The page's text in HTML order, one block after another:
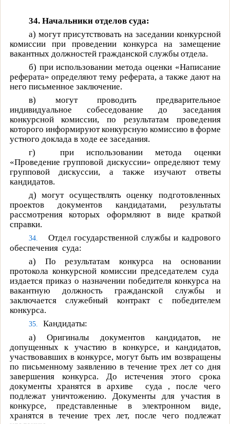
34. Начальники отделов суда:
а) могут присутствовать на заседании конкурсной
комиссии при проведении конкурса на замещение
вакантных должностей гражданской службы отдела.
б) при использовании метода оценки «Написание
реферата» определяют тему реферата, а также дают на
него письменное заключение.
в)
могут проводить предварительное
индивидуальное собеседование до заседания
конкурсной комиссии, по результатам проведения
которого информируют конкурсную комиссию в форме
устного доклада в ходе ее заседания.
г)
при использовании метода оценки
«Проведение групповой дискуссии» определяют тему
групповой дискуссии, а также изучают ответы
кандидатов.
д) могут осуществлять оценку подготовленных
проектов документов кандидатами, результаты
рассмотрения которых оформляют в виде краткой
справки.
34.
Отдел государственной службы и кадрового
обеспечения суда:
а) По результатам конкурса на основании
протокола конкурсной комиссии председателем суда
издается приказ о назначении победителя конкурса на
вакантную должность гражданской службы и
заключается служебный контракт с победителем
конкурса.
35.
Кандидаты:
а)
Оригиналы документов кандидатов, не
допущенных к участию в конкурсе, и кандидатов,
участвовавших в конкурсе, могут быть им возвращены
по письменному заявлению в течение трех лет со дня
завершения конкурса. До истечения этого срока
документы хранятся в архиве
суда , после чего
подлежат уничтожению. Документы для участия в
конкурсе, представленные в электронном виде,
хранятся в течение трех лет, после чего подлежат